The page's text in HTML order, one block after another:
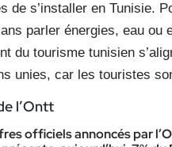
de s’installer en Tunisie.
parler énergies, eau
du tourisme tunisien
unies, car les touristes
l’Ontt
officiels annoncés par